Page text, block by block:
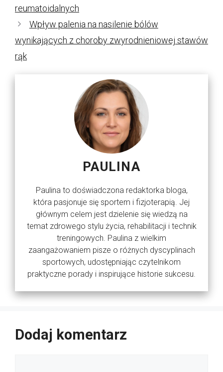
reumatoidalnych
Wpływ palenia na nasilenie bólów
wynikających z choroby zwyrodnieniowej stawów
rąk
PAULINA
Paulina to doświadczona redaktorka bloga,
która pasjonuje się sportem i fizjoterapią. Jej
głównym celem jest dzielenie się wiedzą na
temat zdrowego stylu życia, rehabilitacji i technik
treningowych. Paulina z wielkim
zaangażowaniem pisze o różnych dyscyplinach
sportowych, udostępniając czytelnikom
praktyczne porady i inspirujące historie sukcesu.
Dodaj komentarz